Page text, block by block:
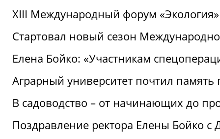
XIII Международный форум
Стартовал новый сезон
Елена Бойко: «Участникам
Аграрный университет почтил
В садоводство – от начинающих до
Поздравление ректора Елены Бойко